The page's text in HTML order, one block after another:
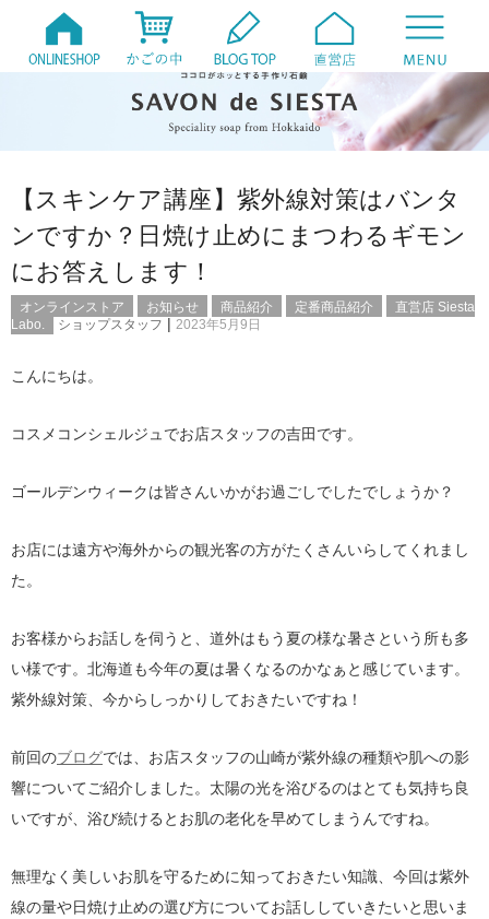
【スキンケア講座】紫外線対策はバンタ
ンですか？日焼け止めにまつわるギモン
にお答えします！
オンラインストア お知らせ 商品紹介 定番商品紹介
直営店 Siesta
Labo.
ショップスタッフ | 2023年5月9日
こんにちは。
コスメコンシェルジュでお店スタッフの吉田です。
ゴールデンウィークは皆さんいかがお過ごしでしたでしょうか？
お店には遠方や海外からの観光客の方がたくさんいらしてくれまし
た。
お客様からお話しを伺うと、道外はもう夏の様な暑さという所も多
い様です。北海道も今年の夏は暑くなるのかなぁと感じています。
紫外線対策、今からしっかりしておきたいですね！
前回のブログでは、お店スタッフの山崎が紫外線の種類や肌への影
響についてご紹介しました。太陽の光を浴びるのはとても気持ち良
いですが、浴び続けるとお肌の老化を早めてしまうんですね。
無理なく美しいお肌を守るために知っておきたい知識、今回は紫外
線の量や日焼け止めの選び方についてお話ししていきたいと思いま